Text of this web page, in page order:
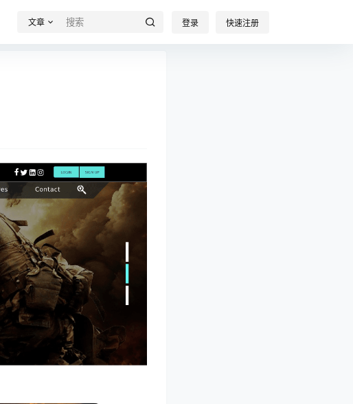
文章 登录 快速注册